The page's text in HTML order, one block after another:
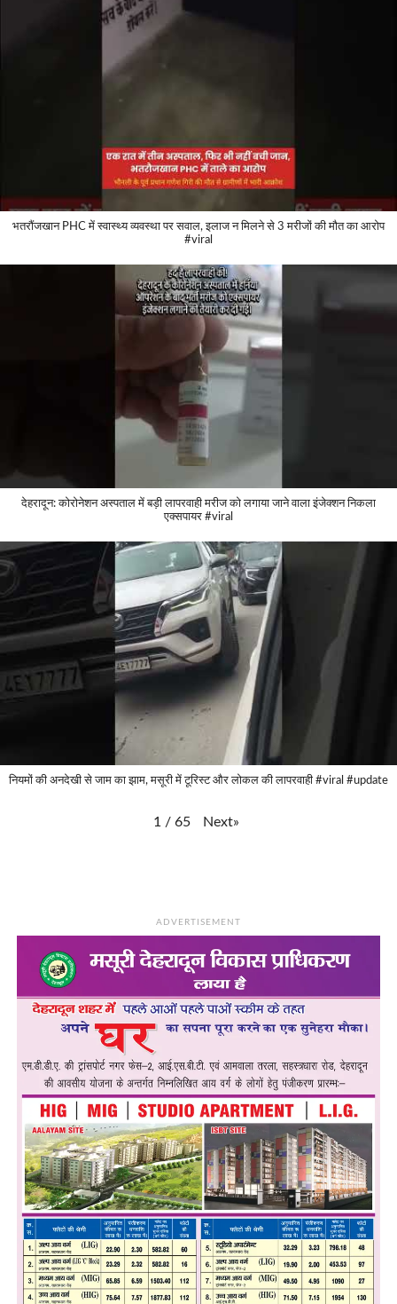
भतरौंजखान PHC में स्वास्थ्य व्यवस्था पर सवाल, इलाज न मिलने से 3 मरीजों की मौत का आरोप
#viral
देहरादून: कोरोनेशन अस्पताल में बड़ी लापरवाही मरीज को लगाया जाने वाला इंजेक्शन निकला
एक्सपायर #viral
नियमों की अनदेखी से जाम का झाम, मसूरी में टूरिस्ट और लोकल की लापरवाही #viral #update
1 / 65 Next»
ADVERTISEMENT